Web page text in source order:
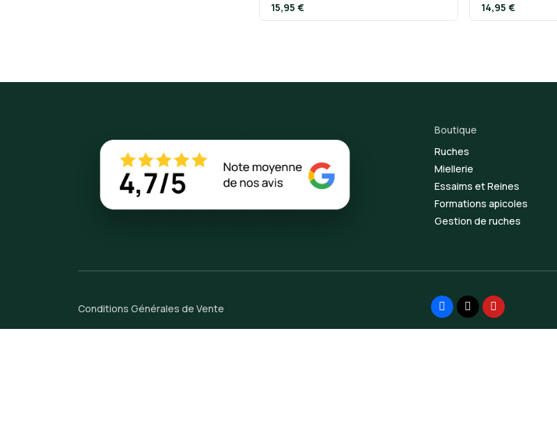
15,95 €
14,95 €
Boutique
Ruches
Miellerie
Essaims et Reines
Formations apicoles
Gestion de ruches
Conditions Générales de Vente